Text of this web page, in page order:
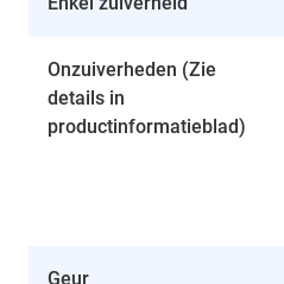
Onzuiverheden (Zie
details in
productinformatieblad)
Geur